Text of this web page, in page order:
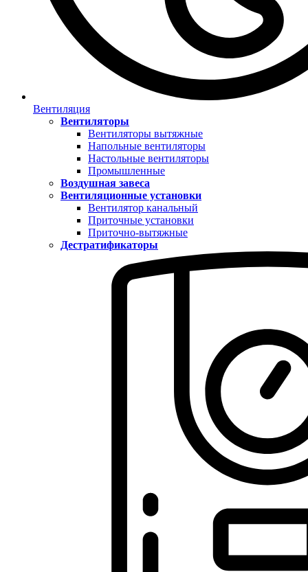
Вентиляция
Вентиляторы
Вентиляторы вытяжные
Напольные вентиляторы
Настольные вентиляторы
Промышленные
Воздушная завеса
Вентиляционные установки
Вентилятор канальный
Приточные установки
Приточно-вытяжные
Дестратификаторы